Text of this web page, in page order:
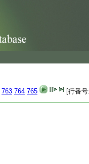
763 764 765 [行番号: